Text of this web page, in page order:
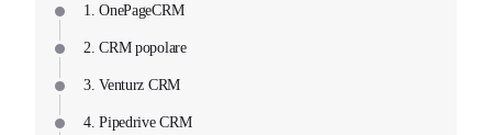
1. OnePageCRM
2. CRM popolare
3. Venturz CRM
4. Pipedrive CRM